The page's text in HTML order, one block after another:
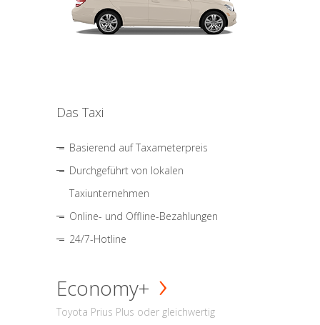
Das Taxi
Basierend auf Taxameterpreis
Durchgeführt von lokalen
Taxiunternehmen
Online- und Offline-Bezahlungen
24/7-Hotline
Economy+
Toyota Prius Plus oder gleichwertig